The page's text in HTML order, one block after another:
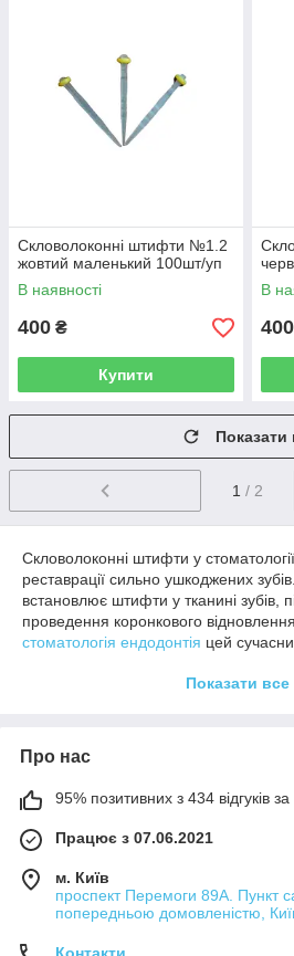
Скловолоконні штифти №1.2
жовтий маленький 100шт/уп
В наявності
400 ₴
Купити
В
400
Показати
1 / 2
Скловолоконні штифти у
реставрації сильно ушкоджених
встановлює штифти у тканині зубів,
проведення коронкового
стоматологія ендодонтія цей
У яких випадках
Необхідно підвищити міцність
Необхідно зміцнити зубну куксу
ендодонтичних процедур;
композитного матеріалу;
Наявність у пацієнта
Показати все
Про нас
95% позитивних з 434 відгуків за
Працює з 07.06.2021
м. Київ
проспект Перемоги 89А. Пункт
попередньою домовленістю,